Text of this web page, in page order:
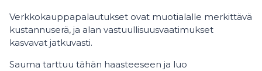
Verkkokauppapalautukset ovat muotialalle merkittävä
kustannuserä, ja alan vastuullisuusvaatimukset
kasvavat jatkuvasti.
Sauma tarttuu tähän haasteeseen ja luo